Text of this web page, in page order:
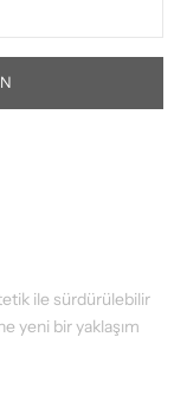
ile sürdürülebilir
yeni bir yaklaşım